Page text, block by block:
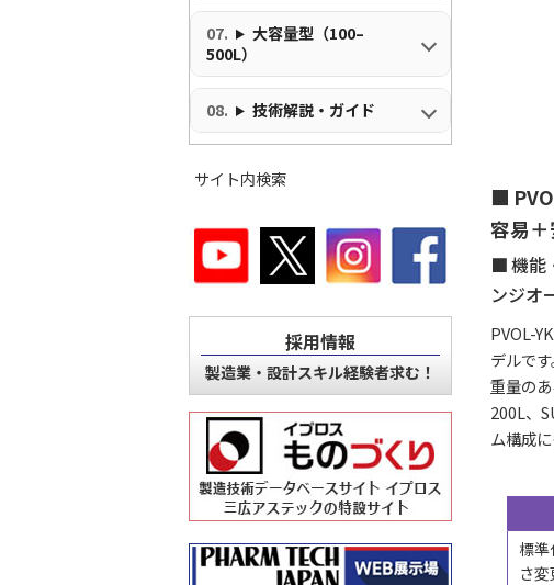
容易
機能
ンジオ
PVOL-
デルです
重量の
200L、
ム構成に
標
さ
大容量型（100–
500L）
技術解説・ガイド
サイト内検索
採用情報
製造業・設計スキル経験者求む！